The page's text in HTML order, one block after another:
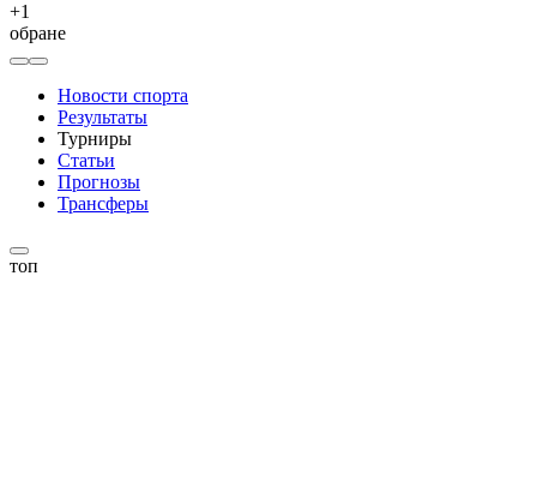
+1
обране
Новости спорта
Результаты
Турниры
Статьи
Прогнозы
Трансферы
топ